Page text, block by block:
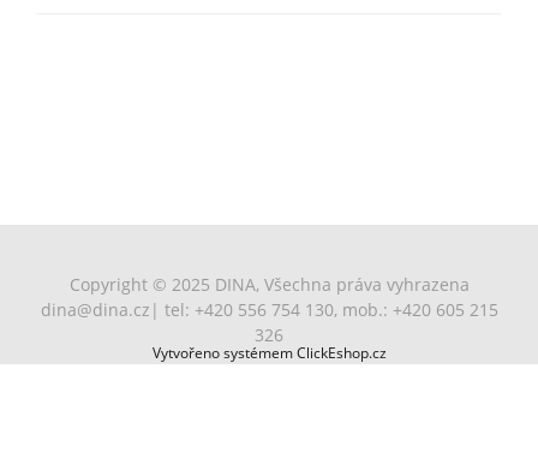
Copyright © 2025 DINA, Všechna práva vyhrazena
dina@dina.cz | tel: +420 556 754 130, mob.: +420 605 215
326
Vytvořeno systémem ClickEshop.cz